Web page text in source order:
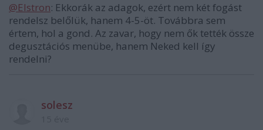
@Elstron: Ekkorák az adagok, ezért nem két fogást
rendelsz belőlük, hanem 4-5-öt. Továbbra sem
értem, hol a gond. Az zavar, hogy nem ők tették össze
degusztációs menübe, hanem Neked kell így
rendelni?
solesz